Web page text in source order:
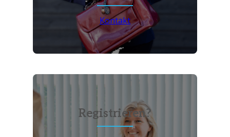
Kontakt
Registrieren?